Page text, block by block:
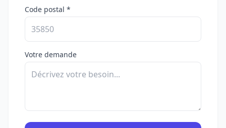
Code postal *
Votre demande